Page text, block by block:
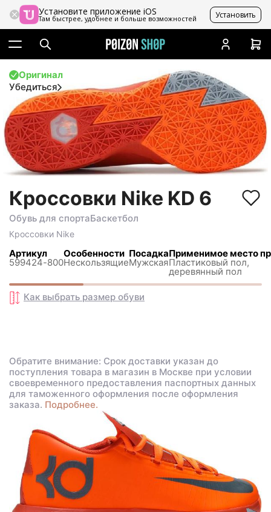
Установите приложение iOS
Там быстрее, удобнее и больше возможностей Установить
Оригинал
Убедиться
Кроссовки Nike KD 6
Обувь для спортаБаскетбол
Кроссовки Nike
Артикул
599424-800
Особенности
Нескользящиe
Посадка
Мужская
Применимое место
Пластиковый пол,
деревянный пол
Как выбрать размер обуви
Обратите внимание: Срок доставки указан до
поступления товара в магазин в Москве при условии
своевременного предоставления паспортных данных
для таможенного оформления после оформления
заказа. Подробнее.